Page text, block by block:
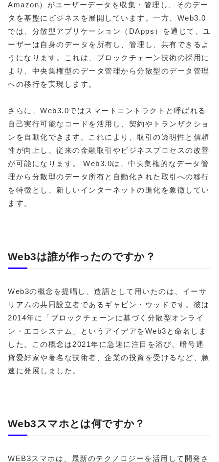
Amazon）がユーザーデータを収集・管理し、そのデー
タを基盤にビジネスを展開しています。一方、Web3.0
では、分散型アプリケーション（DApps）を通じて、ユ
ーザーは自身のデータを所有し、管理し、共有できるよ
うになります。これは、ブロックチェーン技術の採用に
より、中央集権型のデータ管理から分散型のデータ管理
への移行を実現します。
さらに、Web3.0ではスマートコントラクトと呼ばれる
自己実行可能なコードを活用し、契約やトランザクショ
ンを自動化できます。これにより、取引の透明性と信頼
性が向上し、従来の金融取引やビジネスプロセスの改善
が可能になります。 Web3.0は、中央集権的なデータ管
理から分散型のデータ所有と自動化された取引への移行
を特徴とし、新しいインターネットの進化を象徴してい
ます。
Web3は誰が作ったのですか？
Web3の概念を提唱し、造語として用いたのは、イーサ
リアムの共同設立者であるギャビン・ウッドです。彼は
2014年に「ブロックチェーンに基づく分散型オンライ
ン・エコシステム」というアイデアをWeb3と命名しま
した。この概念は2021年に急速に注目を浴び、暗号通
貨愛好家や著名な技術者、企業の投資を受けるなど、急
速に発展しました。
Web3スマホとは何ですか？
WEB3スマホは、最新のテクノロジーを活用して開発さ